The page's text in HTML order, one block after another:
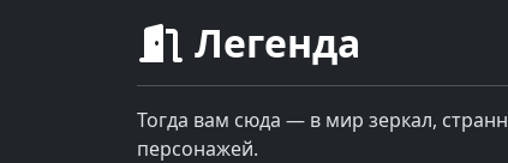
Легенда
Тогда вам сюда — в мир зеркал,
персонажей.